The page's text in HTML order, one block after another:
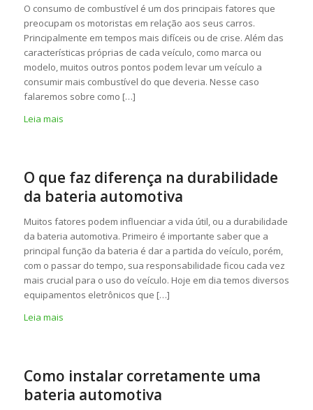
O consumo de combustível é um dos principais fatores que
preocupam os motoristas em relação aos seus carros.
Principalmente em tempos mais difíceis ou de crise. Além das
características próprias de cada veículo, como marca ou
modelo, muitos outros pontos podem levar um veículo a
consumir mais combustível do que deveria. Nesse caso
falaremos sobre como […]
Leia mais
O que faz diferença na durabilidade
da bateria automotiva
Muitos fatores podem influenciar a vida útil, ou a durabilidade
da bateria automotiva. Primeiro é importante saber que a
principal função da bateria é dar a partida do veículo, porém,
com o passar do tempo, sua responsabilidade ficou cada vez
mais crucial para o uso do veículo. Hoje em dia temos diversos
equipamentos eletrônicos que […]
Leia mais
Como instalar corretamente uma
bateria automotiva